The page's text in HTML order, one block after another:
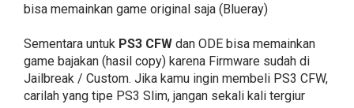
bisa memainkan game original saja (Blueray)
Sementara untuk PS3 CFW dan ODE bisa memainkan
game bajakan (hasil copy) karena Firmware sudah di
Jailbreak / Custom. Jika kamu ingin membeli PS3 CFW,
carilah yang tipe PS3 Slim, jangan sekali kali tergiur